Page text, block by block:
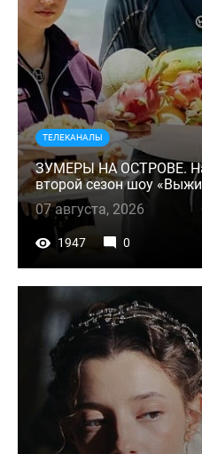
ТЕЛЕКАНАЛЫ
ЗУМЕРЫ НА ОСТРОВЕ.
второй сезон шоу
07 августа, 2026
1947 0